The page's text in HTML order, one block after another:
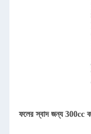
ফলের স্বাদ জন্য 300cc